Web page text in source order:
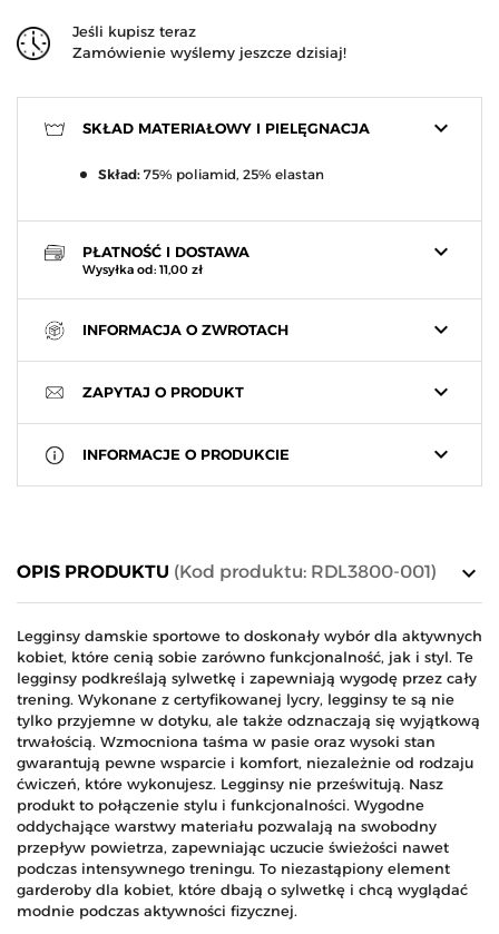
Jeśli kupisz teraz
Zamówienie wyślemy jeszcze dzisiaj!
keyboard_arrow_down
SKŁAD MATERIAŁOWY I PIELĘGNACJA
Skład: 75% poliamid, 25% elastan
keyboard_arrow_down
PŁATNOŚĆ I DOSTAWA
Wysyłka od: 11,00 zł
keyboard_arrow_down
INFORMACJA O ZWROTACH
keyboard_arrow_down
ZAPYTAJ O PRODUKT
keyboard_arrow_down
INFORMACJE O PRODUKCIE
keyboard_arrow_down
OPIS PRODUKTU (Kod produktu: RDL3800-001)
Legginsy damskie sportowe to doskonały wybór dla aktywnych
kobiet, które cenią sobie zarówno funkcjonalność, jak i styl. Te
legginsy podkreślają sylwetkę i zapewniają wygodę przez cały
trening. Wykonane z certyfikowanej lycry, legginsy te są nie
tylko przyjemne w dotyku, ale także odznaczają się wyjątkową
trwałością. Wzmocniona taśma w pasie oraz wysoki stan
gwarantują pewne wsparcie i komfort, niezależnie od rodzaju
ćwiczeń, które wykonujesz. Legginsy nie prześwitują. Nasz
produkt to połączenie stylu i funkcjonalności. Wygodne
oddychające warstwy materiału pozwalają na swobodny
przepływ powietrza, zapewniając uczucie świeżości nawet
podczas intensywnego treningu. To niezastąpiony element
garderoby dla kobiet, które dbają o sylwetkę i chcą wyglądać
modnie podczas aktywności fizycznej.